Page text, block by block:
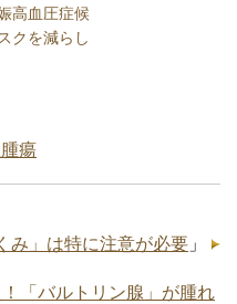
高血圧症候
クを減らし
瘍
み」は特に注意が必要 」
「バルトリン腺」が腫れ